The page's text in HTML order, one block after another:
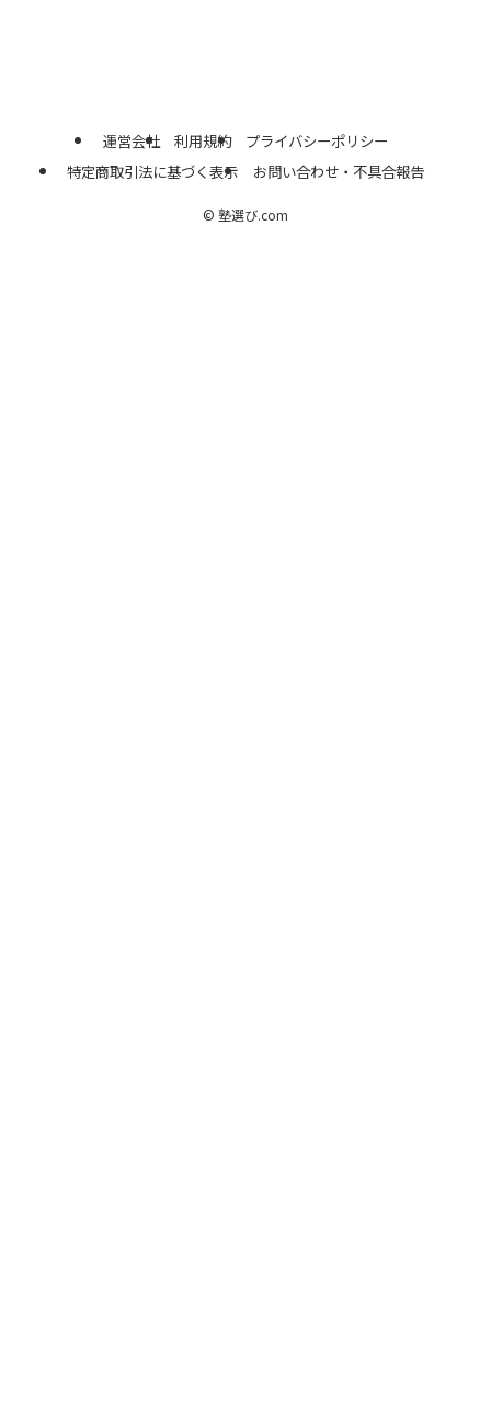
運営会社 利用規約
プライバシーポリシー
特定商取引法に基づく表示
お問い合わせ・不具合報告
© 塾選び.com